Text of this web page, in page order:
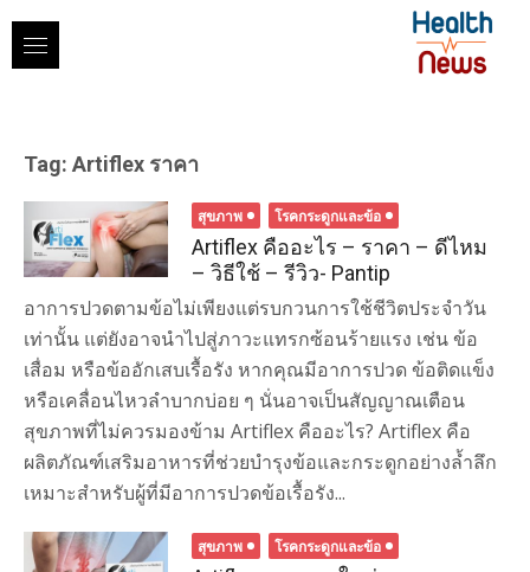
content
Tag: Artiflex ราคา
สุขภาพ โรคกระดูกและข้อ
Artiflex คืออะไร – ราคา – ดีไหม
– วิธีใช้ – รีวิว- Pantip
อาการปวดตามข้อไม่เพียงแต่รบกวนการใช้ชีวิตประจำวัน
เท่านั้น แต่ยังอาจนำไปสู่ภาวะแทรกซ้อนร้ายแรง เช่น ข้อ
เสื่อม หรือข้ออักเสบเรื้อรัง หากคุณมีอาการปวด ข้อติดแข็ง
หรือเคลื่อนไหวลำบากบ่อย ๆ นั่นอาจเป็นสัญญาณเตือน
สุขภาพที่ไม่ควรมองข้าม Artiflex คืออะไร? Artiflex คือ
ผลิตภัณฑ์เสริมอาหารที่ช่วยบำรุงข้อและกระดูกอย่างล้ำลึก
เหมาะสำหรับผู้ที่มีอาการปวดข้อเรื้อรัง...
สุขภาพ โรคกระดูกและข้อ